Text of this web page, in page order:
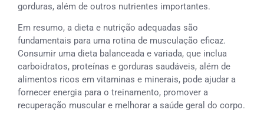
gorduras, além de outros nutrientes importantes.
Em resumo, a dieta e nutrição adequadas são
fundamentais para uma rotina de musculação eficaz.
Consumir uma dieta balanceada e variada, que inclua
carboidratos, proteínas e gorduras saudáveis, além de
alimentos ricos em vitaminas e minerais, pode ajudar a
fornecer energia para o treinamento, promover a
recuperação muscular e melhorar a saúde geral do corpo.